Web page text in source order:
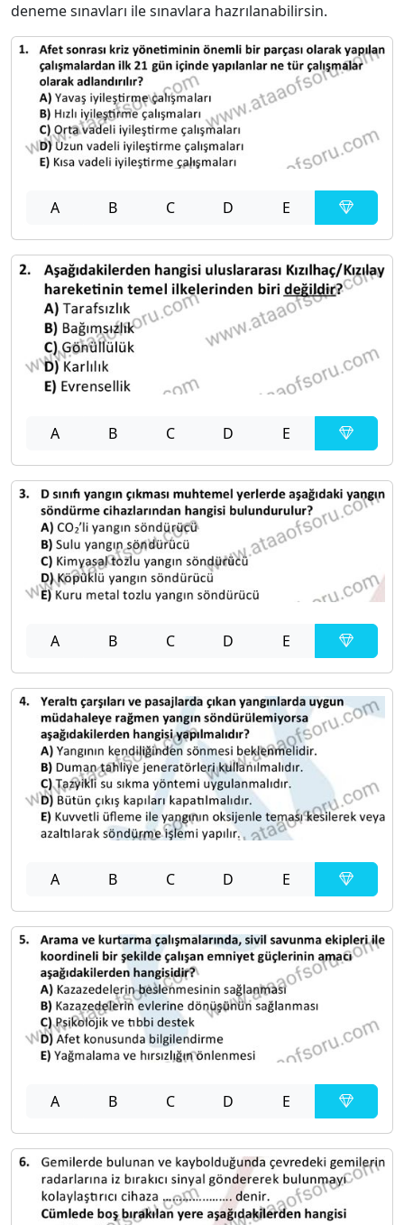
deneme sınavları ile sınavlara hazrılanabilirsin.
A B C D E
A B C D E
A B C D E
A B C D E
A B C D E